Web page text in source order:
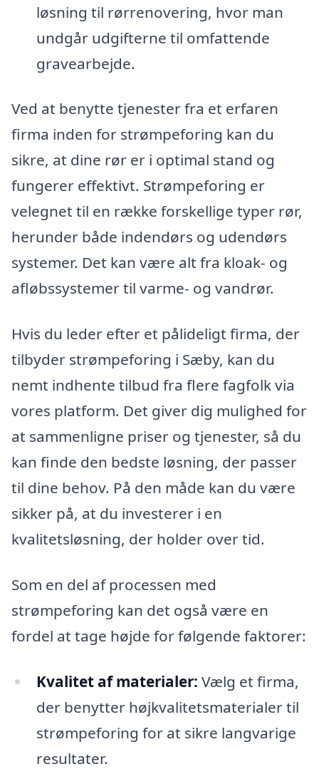
løsning til rørrenovering, hvor man
undgår udgifterne til omfattende
gravearbejde.
Ved at benytte tjenester fra et erfaren
firma inden for strømpeforing kan du
sikre, at dine rør er i optimal stand og
fungerer effektivt. Strømpeforing er
velegnet til en række forskellige typer rør,
herunder både indendørs og udendørs
systemer. Det kan være alt fra kloak- og
afløbssystemer til varme- og vandrør.
Hvis du leder efter et pålideligt firma, der
tilbyder strømpeforing i Sæby, kan du
nemt indhente tilbud fra flere fagfolk via
vores platform. Det giver dig mulighed for
at sammenligne priser og tjenester, så du
kan finde den bedste løsning, der passer
til dine behov. På den måde kan du være
sikker på, at du investerer i en
kvalitetsløsning, der holder over tid.
Som en del af processen med
strømpeforing kan det også være en
fordel at tage højde for følgende faktorer:
Kvalitet af materialer: Vælg et firma,
der benytter højkvalitetsmaterialer til
strømpeforing for at sikre langvarige
resultater.